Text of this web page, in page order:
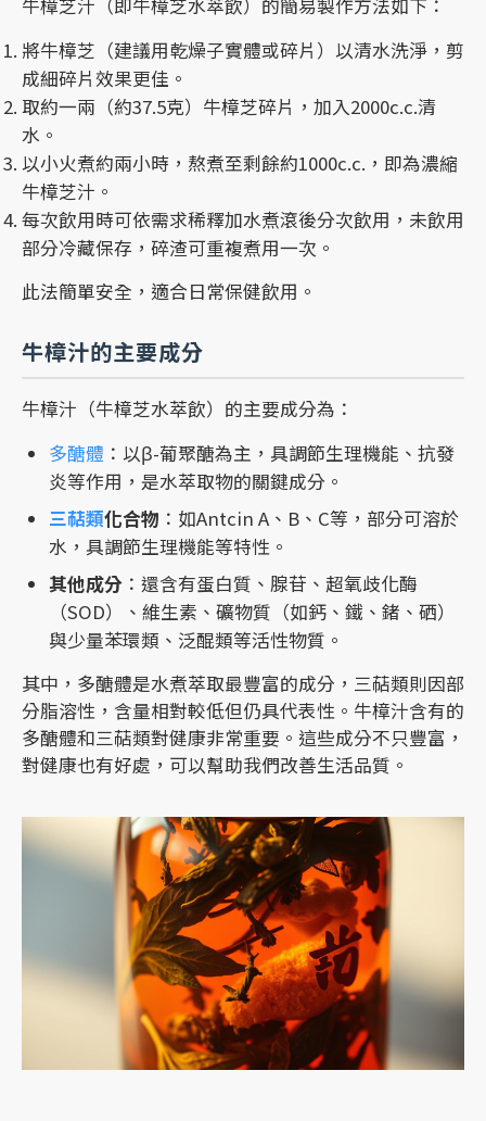
牛樟芝汁（即牛樟芝水萃飲）的簡易製作方法如下：
將牛樟芝（建議用乾燥子實體或碎片）以清水洗淨，剪
成細碎片效果更佳。
取約一兩（約37.5克）牛樟芝碎片，加入2000c.c.清
水。
以小火煮約兩小時，熬煮至剩餘約1000c.c.，即為濃縮
牛樟芝汁。
每次飲用時可依需求稀釋加水煮滾後分次飲用，未飲用
部分冷藏保存，碎渣可重複煮用一次。
此法簡單安全，適合日常保健飲用。
牛樟汁的主要成分
牛樟汁（牛樟芝水萃飲）的主要成分為：
多醣體 ：以β-葡聚醣為主，具調節生理機能、抗發
炎等作用，是水萃取物的關鍵成分。
三萜類化合物 ：如Antcin A、B、C等，部分可溶於
水，具調節生理機能等特性。
其他成分 ：還含有蛋白質、腺苷、超氧歧化酶
（SOD）、維生素、礦物質（如鈣、鐵、鍺、硒）
與少量苯環類、泛醌類等活性物質。
其中，多醣體是水煮萃取最豐富的成分，三萜類則因部
分脂溶性，含量相對較低但仍具代表性。牛樟汁含有的
多醣體和三萜類對健康非常重要。這些成分不只豐富，
對健康也有好處，可以幫助我們改善生活品質。